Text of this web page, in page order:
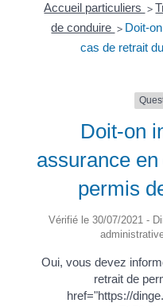
Accueil particuliers >
de conduire > Doit-
cas de retrait
Doit-on
assurance
permis
Vérifié le 30/07/2021 -
Oui, vous devez
retrait de
href="https://